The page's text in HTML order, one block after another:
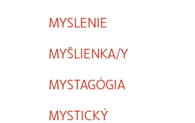
MYSLENIE
MYŠLIENKA/Y
MYSTAGÓGIA
MYSTICKÝ